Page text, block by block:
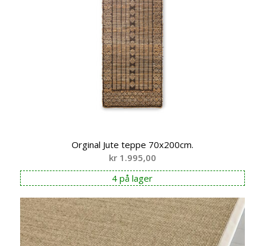
Orginal Jute teppe 70x200cm.
kr1.995,00
4 på lager